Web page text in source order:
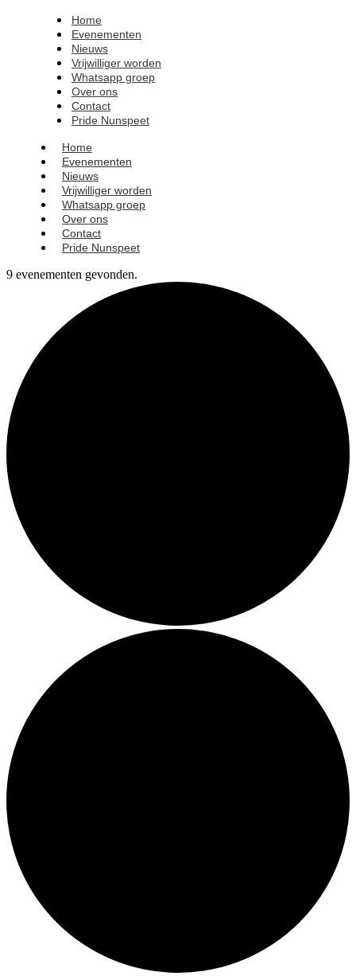
Home
Evenementen
Nieuws
Vrijwilliger worden
Whatsapp groep
Over ons
Contact
Pride Nunspeet
Home
Evenementen
Nieuws
Vrijwilliger worden
Whatsapp groep
Over ons
Contact
Pride Nunspeet
9 evenementen gevonden.